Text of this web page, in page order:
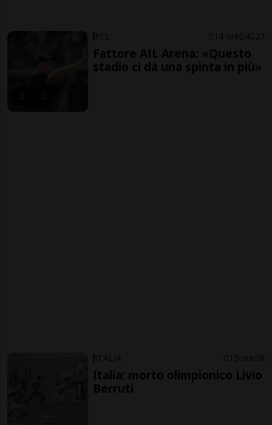
FCL 14 ore 4 27
Fattore AIL Arena: «Questo
stadio ci dà una spinta in più»
ITALIA 15 ore 8
Italia: morto olimpionico Livio
Berruti